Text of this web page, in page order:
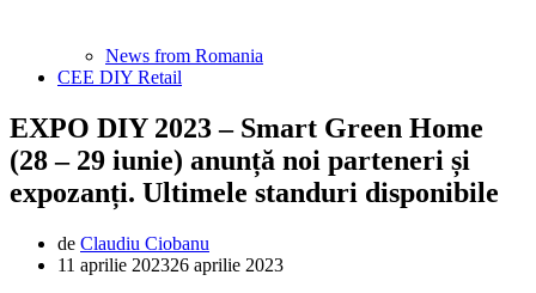
News from Romania
CEE DIY Retail
EXPO DIY 2023 – Smart Green Home
(28 – 29 iunie) anunță noi parteneri și
expozanți. Ultimele standuri disponibile
de Claudiu Ciobanu
11 aprilie 202326 aprilie 2023